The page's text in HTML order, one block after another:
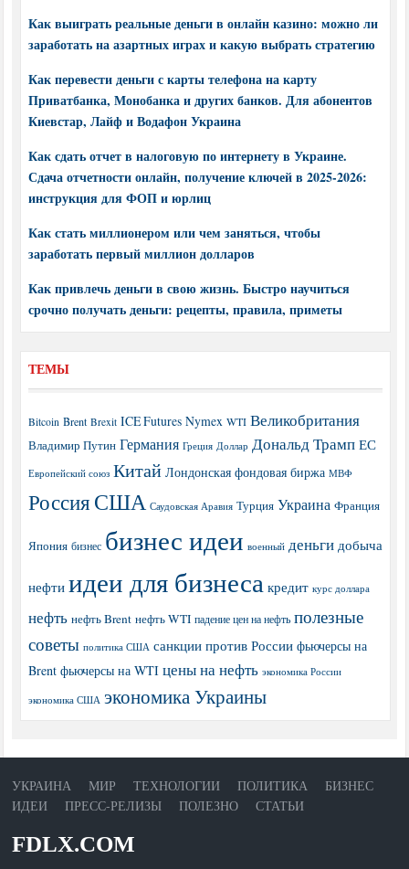
Как выиграть реальные деньги в онлайн казино: можно ли
заработать на азартных играх и какую выбрать стратегию
Как перевести деньги с карты телефона на карту
Приватбанка, Монобанка и других банков. Для абонентов
Киевстар, Лайф и Водафон Украина
Как сдать отчет в налоговую по интернету в Украине.
Сдача отчетности онлайн, получение ключей в 2025-2026:
инструкция для ФОП и юрлиц
Как стать миллионером или чем заняться, чтобы
заработать первый миллион долларов
Как привлечь деньги в свою жизнь. Быстро научиться
срочно получать деньги: рецепты, правила, приметы
ТЕМЫ
Bitcoin Brent Brexit ICE Futures Nymex WTI Великобритания
Владимир Путин Германия Греция Доллар Дональд Трамп ЕС
Европейский союз Китай Лондонская фондовая биржа МВФ
РоссияСША Саудовская Аравия Турция Украина Франция
Япония бизнес бизнес идеи военный деньги добыча
нефти идеи для бизнеса кредит курс доллара
нефть нефть Brent нефть WTI падение цен на нефть полезные
советы политика США санкции против России фьючерсы на
Brent фьючерсы на WTI цены на нефть экономика России
экономика США экономика Украины
УКРАИНА МИР ТЕХНОЛОГИИ ПОЛИТИКА
БИЗНЕС
ИДЕИ
ПРЕСС-РЕЛИЗЫ ПОЛЕЗНО СТАТЬИ
FDLX.COM